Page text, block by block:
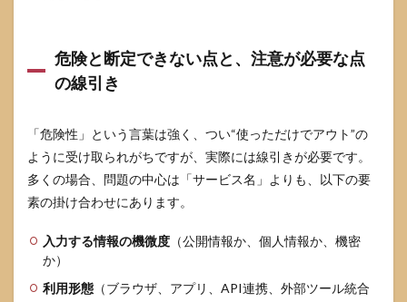
です
か
した
内容
は学
習に
使わ
れま
会・
危険と断定できない点と、注意が必要な点
の線引き
「危険性」という言葉は強く、つい“使っただけでアウト”の
ように受け取られがちですが、実際には線引きが必要です。
多くの場合、問題の中心は「サービス名」よりも、以下の要
素の掛け合わせにあります。
入力する情報の機微度 （公開情報か、個人情報か、機密
か）
利用形態 （ブラウザ、アプリ、API連携、外部ツール統合